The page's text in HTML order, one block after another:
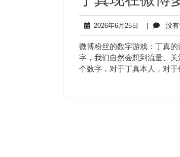
2026年6月25日
2026
年
6
月
25
日
没有
微博粉丝的数字游戏：丁真
字，我们自然会想到流量、
个数字，对于丁真本人，对